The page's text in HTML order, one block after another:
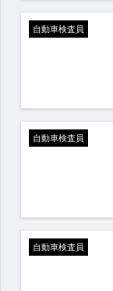
自動車検査員
自動車検査員
自動車検査員